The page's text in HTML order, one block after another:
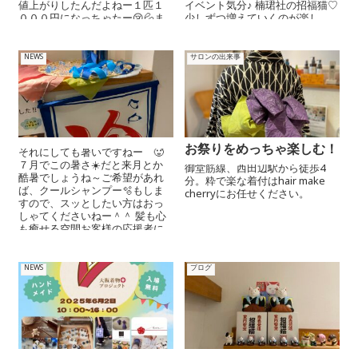
値上がりしたんだよねー１匹１
０００円になっちゃたー😢💦ま
イベント気分♪ 楠珺社の招福猫♡
少しずつ増えていくのが楽し
NEWS
それにしても暑いですねー 🥵
７月でこの暑さ☀️だと来月とか
酷暑でしょうね～ご希望があれ
ば、クールシャンプー🫧もしま
すので、スッとしたい方はおっ
しゃてくださいねー＾＾ 髪も心
も癒せる空間お客様の応援者に...
サロンの出来事
お祭りをめっちゃ楽しむ！
御堂筋線、西田辺駅から徒歩4
分。粋で楽な着付はhair make
cherryにお任せください。
NEWS ブログ